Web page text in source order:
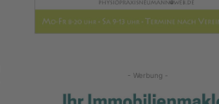
- Werbung -